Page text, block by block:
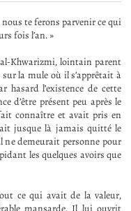
te ferons parvenir ce qui
fois l’an. »
Khwarizmi, lointain parent
la mule où il s’apprêtait à
hasard l’existence de cette
d’être présent peu après le
connaître et avait pris en
jusque là jamais quitté le
ne demeurait personne pour
les quelques avoirs que
ce qui avait de la valeur,